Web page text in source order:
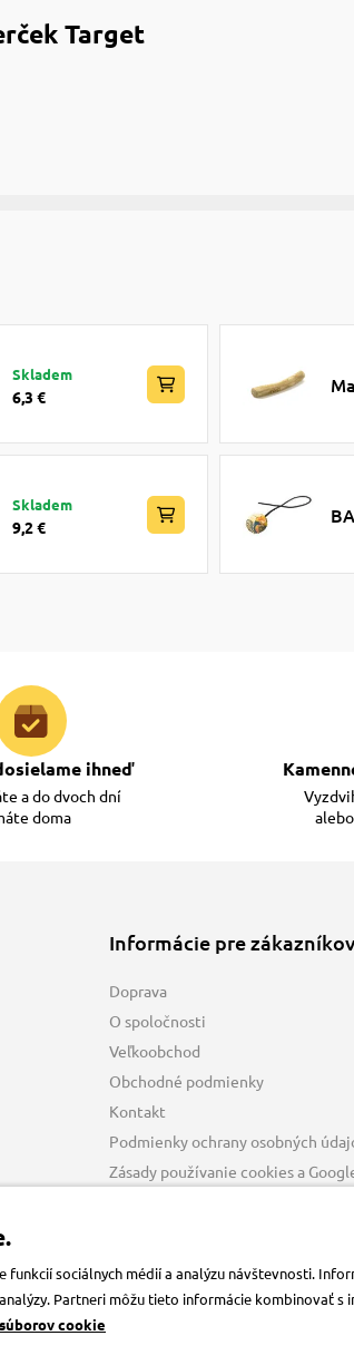
Target
Skladem
6,3 €
Skladem
9,2 €
ihneď
a do dvoch dní
doma
Informácie pre zákazníkov
Doprava
O spoločnosti
Veľkoobchod
Obchodné podmienky
Kontakt
Podmienky ochrany osobných
Zásady používanie cookies a
sociálnych médií a analýzu návštevnosti.
Partneri môžu tieto informácie kombinovať
cookie